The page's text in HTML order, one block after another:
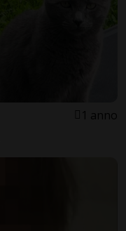
1 anno